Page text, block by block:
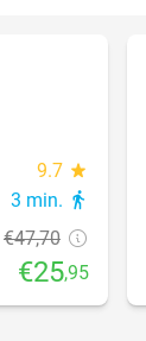
9.7 star
3 min. directions_walk
€47,70
€25,95